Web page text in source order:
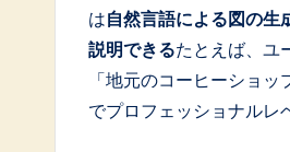
は自然言語による図の生
説明できるたとえば、ユ
「地元のコーヒーショ
でプロフェッショナルレ